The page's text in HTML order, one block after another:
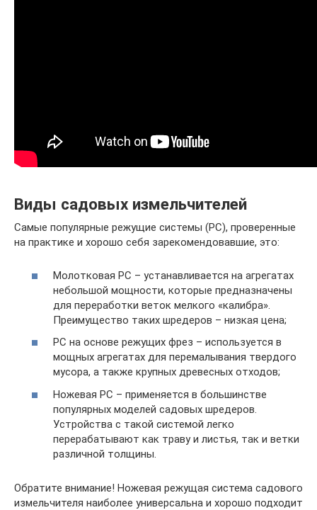
Виды садовых измельчителей
Самые популярные режущие системы (РС), проверенные
на практике и хорошо себя зарекомендовавшие, это:
Молотковая РС – устанавливается на агрегатах
небольшой мощности, которые предназначены
для переработки веток мелкого «калибра».
Преимущество таких шредеров – низкая цена;
РС на основе режущих фрез – используется в
мощных агрегатах для перемалывания твердого
мусора, а также крупных древесных отходов;
Ножевая РС – применяется в большинстве
популярных моделей садовых шредеров.
Устройства с такой системой легко
перерабатывают как траву и листья, так и ветки
различной толщины.
Обратите внимание! Ножевая режущая система садового
измельчителя наиболее универсальна и хорошо подходит